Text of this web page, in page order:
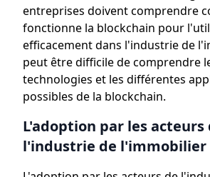
entreprises doivent comprendre
fonctionne la blockchain pour
efficacement dans l'industrie de
peut être difficile de comprendre
technologies et les différentes
possibles de la blockchain.
L'adoption par les acteurs
l'industrie de l'immobilier